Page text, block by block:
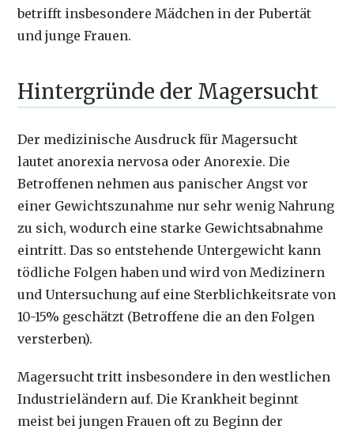
betrifft insbesondere Mädchen in der Pubertät
und junge Frauen.
Hintergründe der Magersucht
Der medizinische Ausdruck für Magersucht
lautet anorexia nervosa oder Anorexie. Die
Betroffenen nehmen aus panischer Angst vor
einer Gewichtszunahme nur sehr wenig Nahrung
zu sich, wodurch eine starke Gewichtsabnahme
eintritt. Das so entstehende Untergewicht kann
tödliche Folgen haben und wird von Medizinern
und Untersuchung auf eine Sterblichkeitsrate von
10-15% geschätzt (Betroffene die an den Folgen
versterben).
Magersucht tritt insbesondere in den westlichen
Industrieländern auf. Die Krankheit beginnt
meist bei jungen Frauen oft zu Beginn der